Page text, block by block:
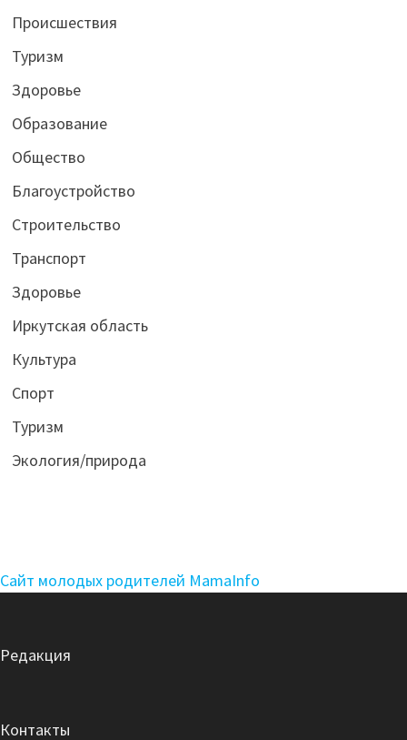
Происшествия
Туризм
Здоровье
Образование
Общество
Благоустройство
Строительство
Транспорт
Здоровье
Иркутская область
Культура
Спорт
Туризм
Экология/природа
Сайт молодых родителей MamaInfo
Редакция
Контакты